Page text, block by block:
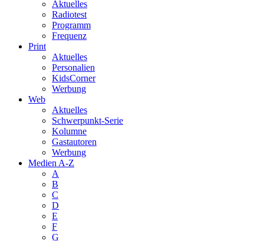
Aktuelles
Radiotest
Programm
Frequenz
Print
Aktuelles
Personalien
KidsCorner
Werbung
Web
Aktuelles
Schwerpunkt-Serie
Kolumne
Gastautoren
Werbung
Medien A-Z
A
B
C
D
E
F
G